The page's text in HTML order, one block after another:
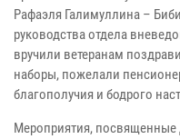
Рафаэля Галимуллина –
руководства отдела
вручили ветеранам
наборы, пожелали
благополучия и бодрого
Мероприятия,